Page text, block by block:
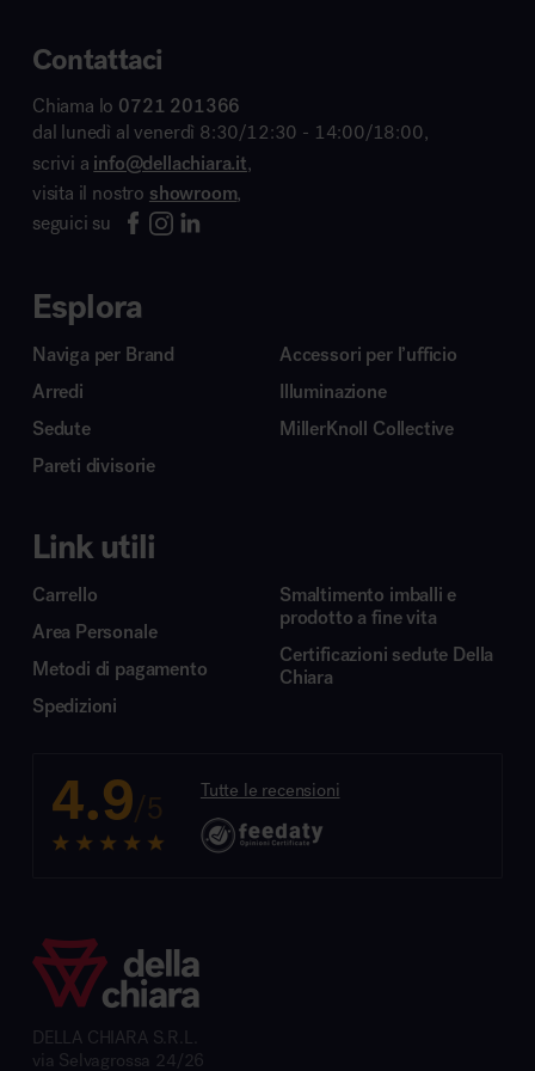
Contattaci
Chiama lo 0721 201366
dal lunedì al venerdì 8:30/12:30 - 14:00/18:00,
scrivi a info@dellachiara.it,
visita il nostro showroom,
seguici su
Esplora
Naviga per Brand
Arredi
Sedute
Pareti divisorie
Accessori per l’ufficio
Illuminazione
MillerKnoll Collective
Link utili
Carrello
Area Personale
Metodi di pagamento
Spedizioni
Smaltimento imballi e
prodotto a fine vita
Certificazioni sedute Della
Chiara
4.9/5 Tutte le recensioni
DELLA CHIARA S.R.L.
via Selvagrossa 24/26